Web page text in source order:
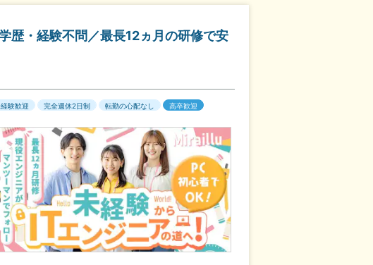
歴・経験不問／最長12ヵ月の研修で安
験歓迎 完全週休2日制 転勤の心配なし 高卒歓迎